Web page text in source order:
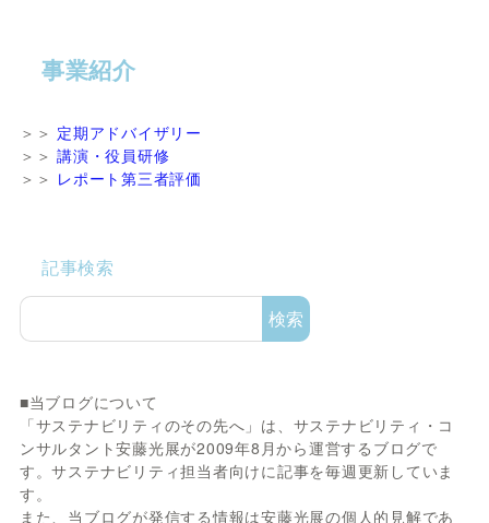
事業紹介
＞＞ 定期アドバイザリー
＞＞講演・役員研修
＞＞ レポート第三者評価
記事検索
検索
■当ブログについて
「サステナビリティのその先へ」は、サステナビリティ・コ
ンサルタント安藤光展が2009年8月から運営するブログで
す。サステナビリティ担当者向けに記事を毎週更新していま
す。
また、当ブログが発信する情報は安藤光展の個人的見解であ